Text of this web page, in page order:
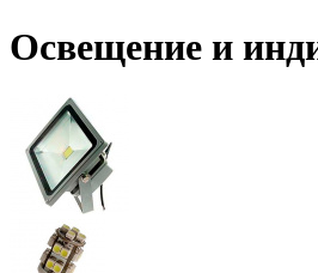
Освещение и